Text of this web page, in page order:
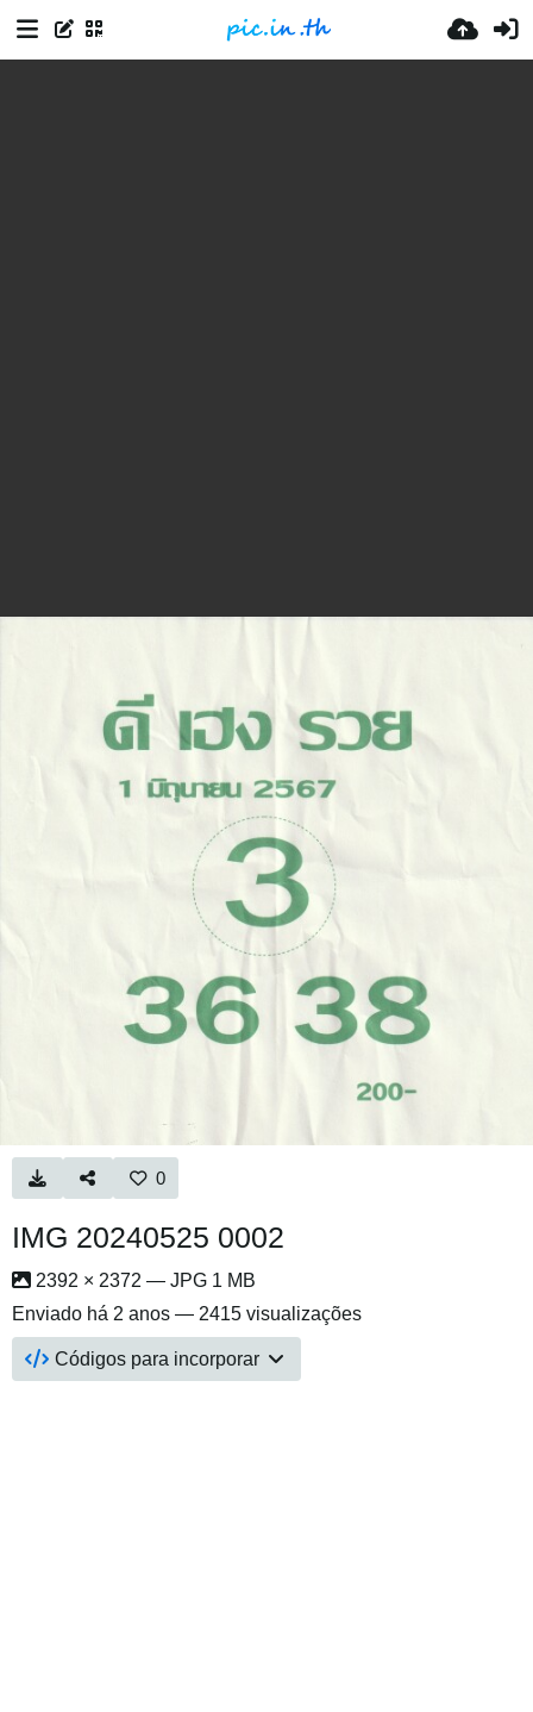
0
IMG 20240525 0002
2392 × 2372 — JPG 1 MB
Enviado há 2 anos — 2415 visualizações
Códigos para incorporar